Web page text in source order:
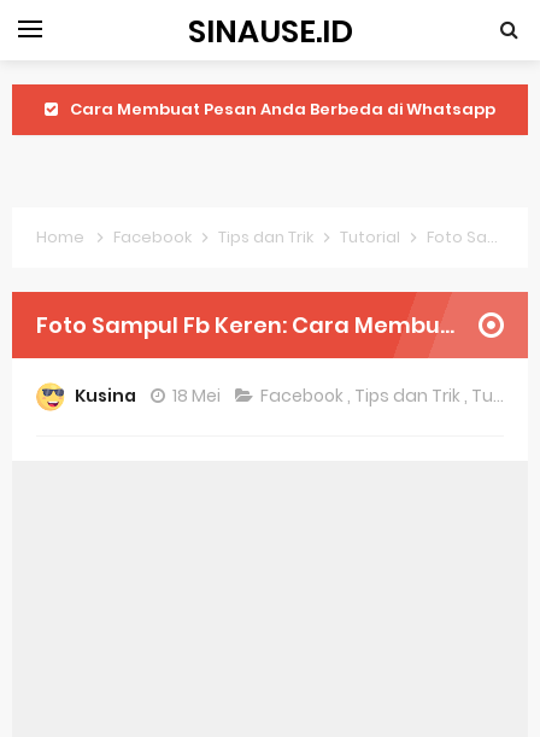
SINAUSE.ID
Cara Membuat Pesan Anda Berbeda di Whatsapp
Harga Laptop Acer Windows 10
Keytweak Windows 10
Cara Menginstal Windows 11
Home Facebook Tips dan Trik Tutorial Foto Sampul Fb Keren: Cara Membuat Foto Sampul Facebook Yang Menarik
Foto Sampul Fb Keren: Cara Membuat Foto Sampul Facebook Yang Menarik
Kusina 18 Mei Facebook , Tips dan Trik , Tutorial